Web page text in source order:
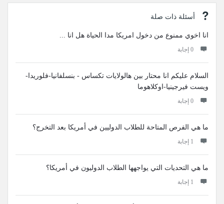
أسئلة ذات صلة
انا اخوي ممنوع من دخول امريكا مدا الحياة هل انا ...
‫0 إجابة
السلام عليكم انا محتار بين هالولايات تكساس - بنسلفانيا-فلوريدا-
ويست فيرجينيا-اوكلاهوما
‫0 إجابة
ما هي الفرص المتاحة للطلاب الدوليين في أمريكا بعد التخرج؟
‫1 إجابة
ما هي التحديات التي يواجهها الطلاب الدوليون في أمريكا؟
‫1 إجابة